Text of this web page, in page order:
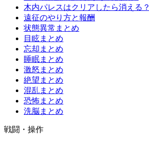
木内パレスはクリアしたら消える？
遠征のやり方と報酬
状態異常まとめ
目眩まとめ
忘却まとめ
睡眠まとめ
激怒まとめ
絶望まとめ
混乱まとめ
恐怖まとめ
洗脳まとめ
戦闘・操作